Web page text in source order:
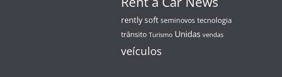
rently soft seminovos tecnologia
trânsito Turismo Unidas vendas
veículos